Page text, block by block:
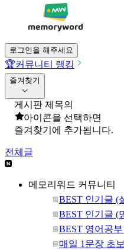
로그인을 해주세요
🏆커뮤니티 랭킹
즐겨찾기
게시판 제목의
아이콘을 선택하면
즐겨찾기에 추가됩니다.
전체글
메모리워드 커뮤니티
BEST 인기글 (
BEST 인기글 (
BEST 영어공
매일 1문장 초